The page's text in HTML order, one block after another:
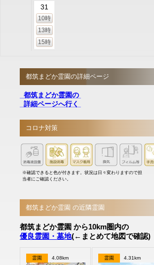
31
10時
13時
15時
都筑まどか霊園の詳細ページ
都筑まどか霊園の
詳細ページへ行く
コロナ対策
※確認できると色が付きます。状況は日々変わりますので担
当者にご確認ください。
都筑まどか霊園 の近隣霊園
都筑まどか霊園 から10km圏内の
優良霊園・墓地(←まとめて地図で確認)
霊園 4.08km 霊園 4.31km